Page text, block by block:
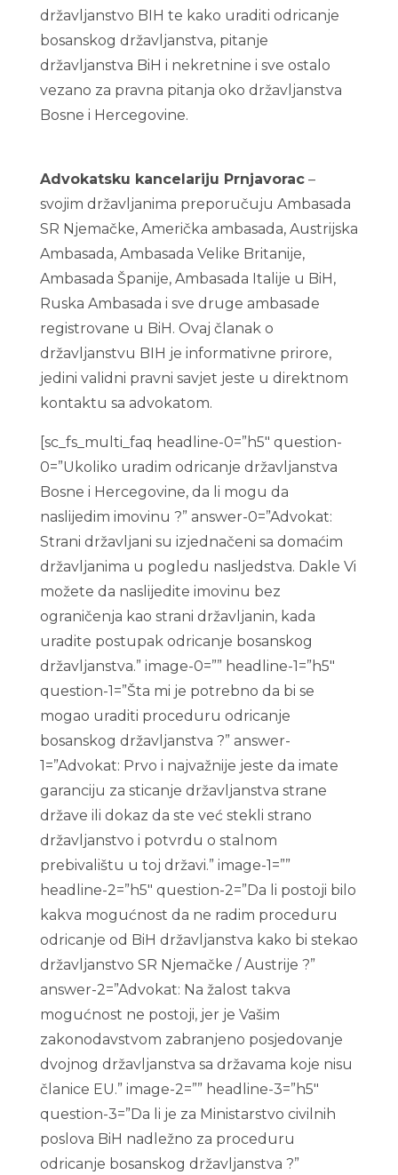
državljanstvo BIH te kako uraditi odricanje
bosanskog državljanstva, pitanje
državljanstva BiH i nekretnine i sve ostalo
vezano za pravna pitanja oko državljanstva
Bosne i Hercegovine.
Advokatsku kancelariju Prnjavorac–
svojim državljanima preporučuju Ambasada
SR Njemačke, Američka ambasada, Austrijska
Ambasada, Ambasada Velike Britanije,
Ambasada Španije, Ambasada Italije u BiH,
Ruska Ambasada i sve druge ambasade
registrovane u BiH. Ovaj članak o
državljanstvu BIH je informativne prirore,
jedini validni pravni savjet jeste u direktnom
kontaktu sa advokatom.
[sc_fs_multi_faq headline-0=”h5″ question-
0=”Ukoliko uradim odricanje državljanstva
Bosne i Hercegovine, da li mogu da
naslijedim imovinu ?” answer-0=”Advokat:
Strani državljani su izjednačeni sa domaćim
državljanima u pogledu nasljedstva. Dakle Vi
možete da naslijedite imovinu bez
ograničenja kao strani državljanin, kada
uradite postupak odricanje bosanskog
državljanstva.” image-0=”” headline-1=”h5″
question-1=”Šta mi je potrebno da bi se
mogao uraditi proceduru odricanje
bosanskog državljanstva ?” answer-
1=”Advokat: Prvo i najvažnije jeste da imate
garanciju za sticanje državljanstva strane
države ili dokaz da ste već stekli strano
državljanstvo i potvrdu o stalnom
prebivalištu u toj državi.” image-1=””
headline-2=”h5″ question-2=”Da li postoji bilo
kakva mogućnost da ne radim proceduru
odricanje od BiH državljanstva kako bi stekao
državljanstvo SR Njemačke / Austrije ?”
answer-2=”Advokat: Na žalost takva
mogućnost ne postoji, jer je Vašim
zakonodavstvom zabranjeno posjedovanje
dvojnog državljanstva sa državama koje nisu
članice EU.” image-2=”” headline-3=”h5″
question-3=”Da li je za Ministarstvo civilnih
poslova BiH nadležno za proceduru
odricanje bosanskog državljanstva ?”